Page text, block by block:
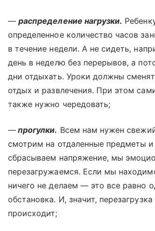
—распределение нагрузки.
определенное количество часов
в течение недели. А не сидеть,
день в неделю без перерывов, а
дни отдыхать. Уроки должны
отдых и развлечения. При этом
также нужно чередовать;
— прогулки. Всем нам нужен
смотрим на отдаленные предметы и
сбрасываем напряжение, мы
перезагружаемся. Если мы
ничего не делаем — это все равно
обстановка. И, значит, перезагрузка
происходит;